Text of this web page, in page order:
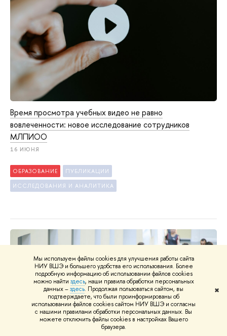
Мы используем файлы cookies для улучшения работы сайта
НИУ ВШЭ и большего удобства его использования. Более
подробную информацию об использовании файлов cookies
можно найти здесь, наши правила обработки персональных
данных –здесь. Продолжая пользоваться сайтом, вы
подтверждаете, что были проинформированы об
использовании файлов cookies сайтом НИУ ВШЭ и согласны
с нашими правилами обработки персональных данных. Вы
можете отключить файлы cookies в настройках Вашего
браузера.
✖
Время просмотра учебных видео не равно
вовлеченности: новое исследование сотрудников
МЛПИОО
16 ИЮНЯ
ОБРАЗОВАНИЕ ПУБЛИКАЦИИ
ИССЛЕДОВАНИЯ И АНАЛИТИКА